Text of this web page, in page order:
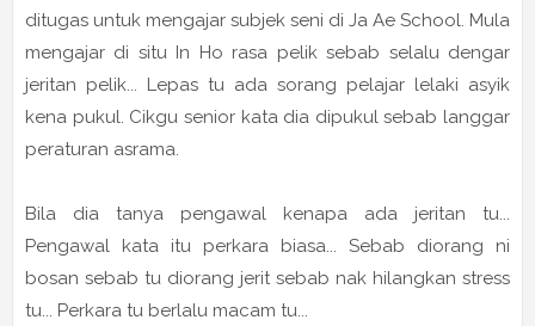
ditugas untuk mengajar subjek seni di Ja Ae School. Mula
mengajar di situ In Ho rasa pelik sebab selalu dengar
jeritan pelik... Lepas tu ada sorang pelajar lelaki asyik
kena pukul. Cikgu senior kata dia dipukul sebab langgar
peraturan asrama.
Bila dia tanya pengawal kenapa ada jeritan tu...
Pengawal kata itu perkara biasa... Sebab diorang ni
bosan sebab tu diorang jerit sebab nak hilangkan stress
tu... Perkara tu berlalu macam tu...